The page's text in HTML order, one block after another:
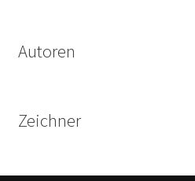
Autoren
Zeichner